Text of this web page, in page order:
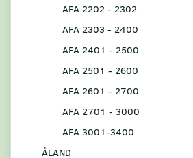
AFA 2202 - 2302
AFA 2303 - 2400
AFA 2401 - 2500
AFA 2501 - 2600
AFA 2601 - 2700
AFA 2701 - 3000
AFA 3001-3400
ÅLAND